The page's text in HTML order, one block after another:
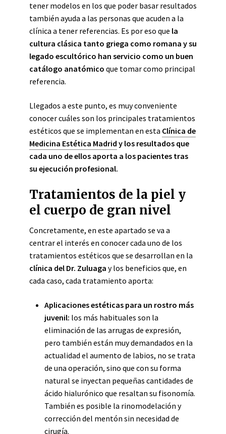
tener modelos en los que poder basar resultados
también ayuda a las personas que acuden a la
clínica a tener referencias. Es por eso que la
cultura clásica tanto griega como romana y su
legado escultórico han servicio como un buen
catálogo anatómico que tomar como principal
referencia.
Llegados a este punto, es muy conveniente
conocer cuáles son los principales tratamientos
estéticos que se implementan en esta Clínica de
Medicina Estética Madrid y los resultados que
cada uno de ellos aporta a los pacientes tras
su ejecución profesional.
Tratamientos de la piel y
el cuerpo de gran nivel
Concretamente, en este apartado se va a
centrar el interés en conocer cada uno de los
tratamientos estéticos que se desarrollan en la
clínica del Dr. Zuluaga y los beneficios que, en
cada caso, cada tratamiento aporta:
Aplicaciones estéticas para un rostro más
juvenil: los más habituales son la
eliminación de las arrugas de expresión,
pero también están muy demandados en la
actualidad el aumento de labios, no se trata
de una operación, sino que con su forma
natural se inyectan pequeñas cantidades de
ácido hialurónico que resaltan su fisonomía.
También es posible la rinomodelación y
corrección del mentón sin necesidad de
cirugía.